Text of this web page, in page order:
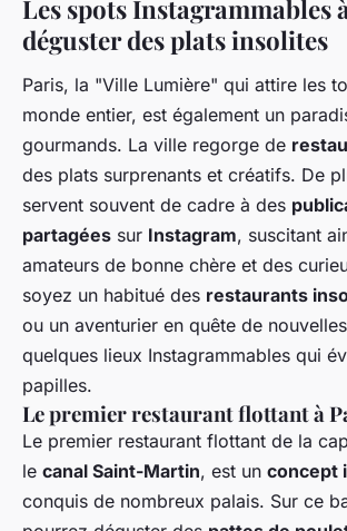
Les spots Instagrammables
déguster des plats insolites
Paris, la "Ville Lumière" qui attire les
monde entier, est également un
gourmands. La ville regorge de
des plats surprenants et créatifs. De
servent souvent de cadre à des
partagées sur Instagram, suscitant
amateurs de bonne chère et des
soyez un habitué des restaurants
ou un aventurier en quête de
quelques lieux Instagrammables qui
papilles.
Le premier restaurant flottant à
Le premier restaurant flottant de la
le canal Saint-Martin, est un concept
conquis de nombreux palais. Sur ce